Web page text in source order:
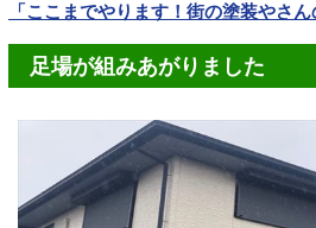
「ここまでやります！街の塗装やさ
足場が組みあがりました